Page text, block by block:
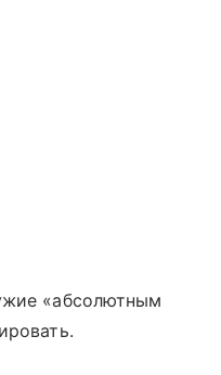
«абсолютным